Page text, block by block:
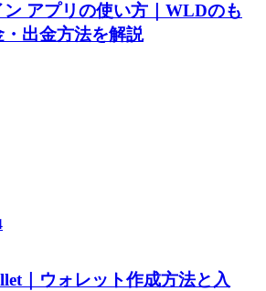
ン アプリの使い方｜WLDのも
・出金方法を解説
｜ウォレット作成方法と入